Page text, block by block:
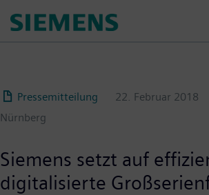
para
Pressemitteilung
22. Februar 2018
Nürnberg
Siemens setzt auf
digitalisierte